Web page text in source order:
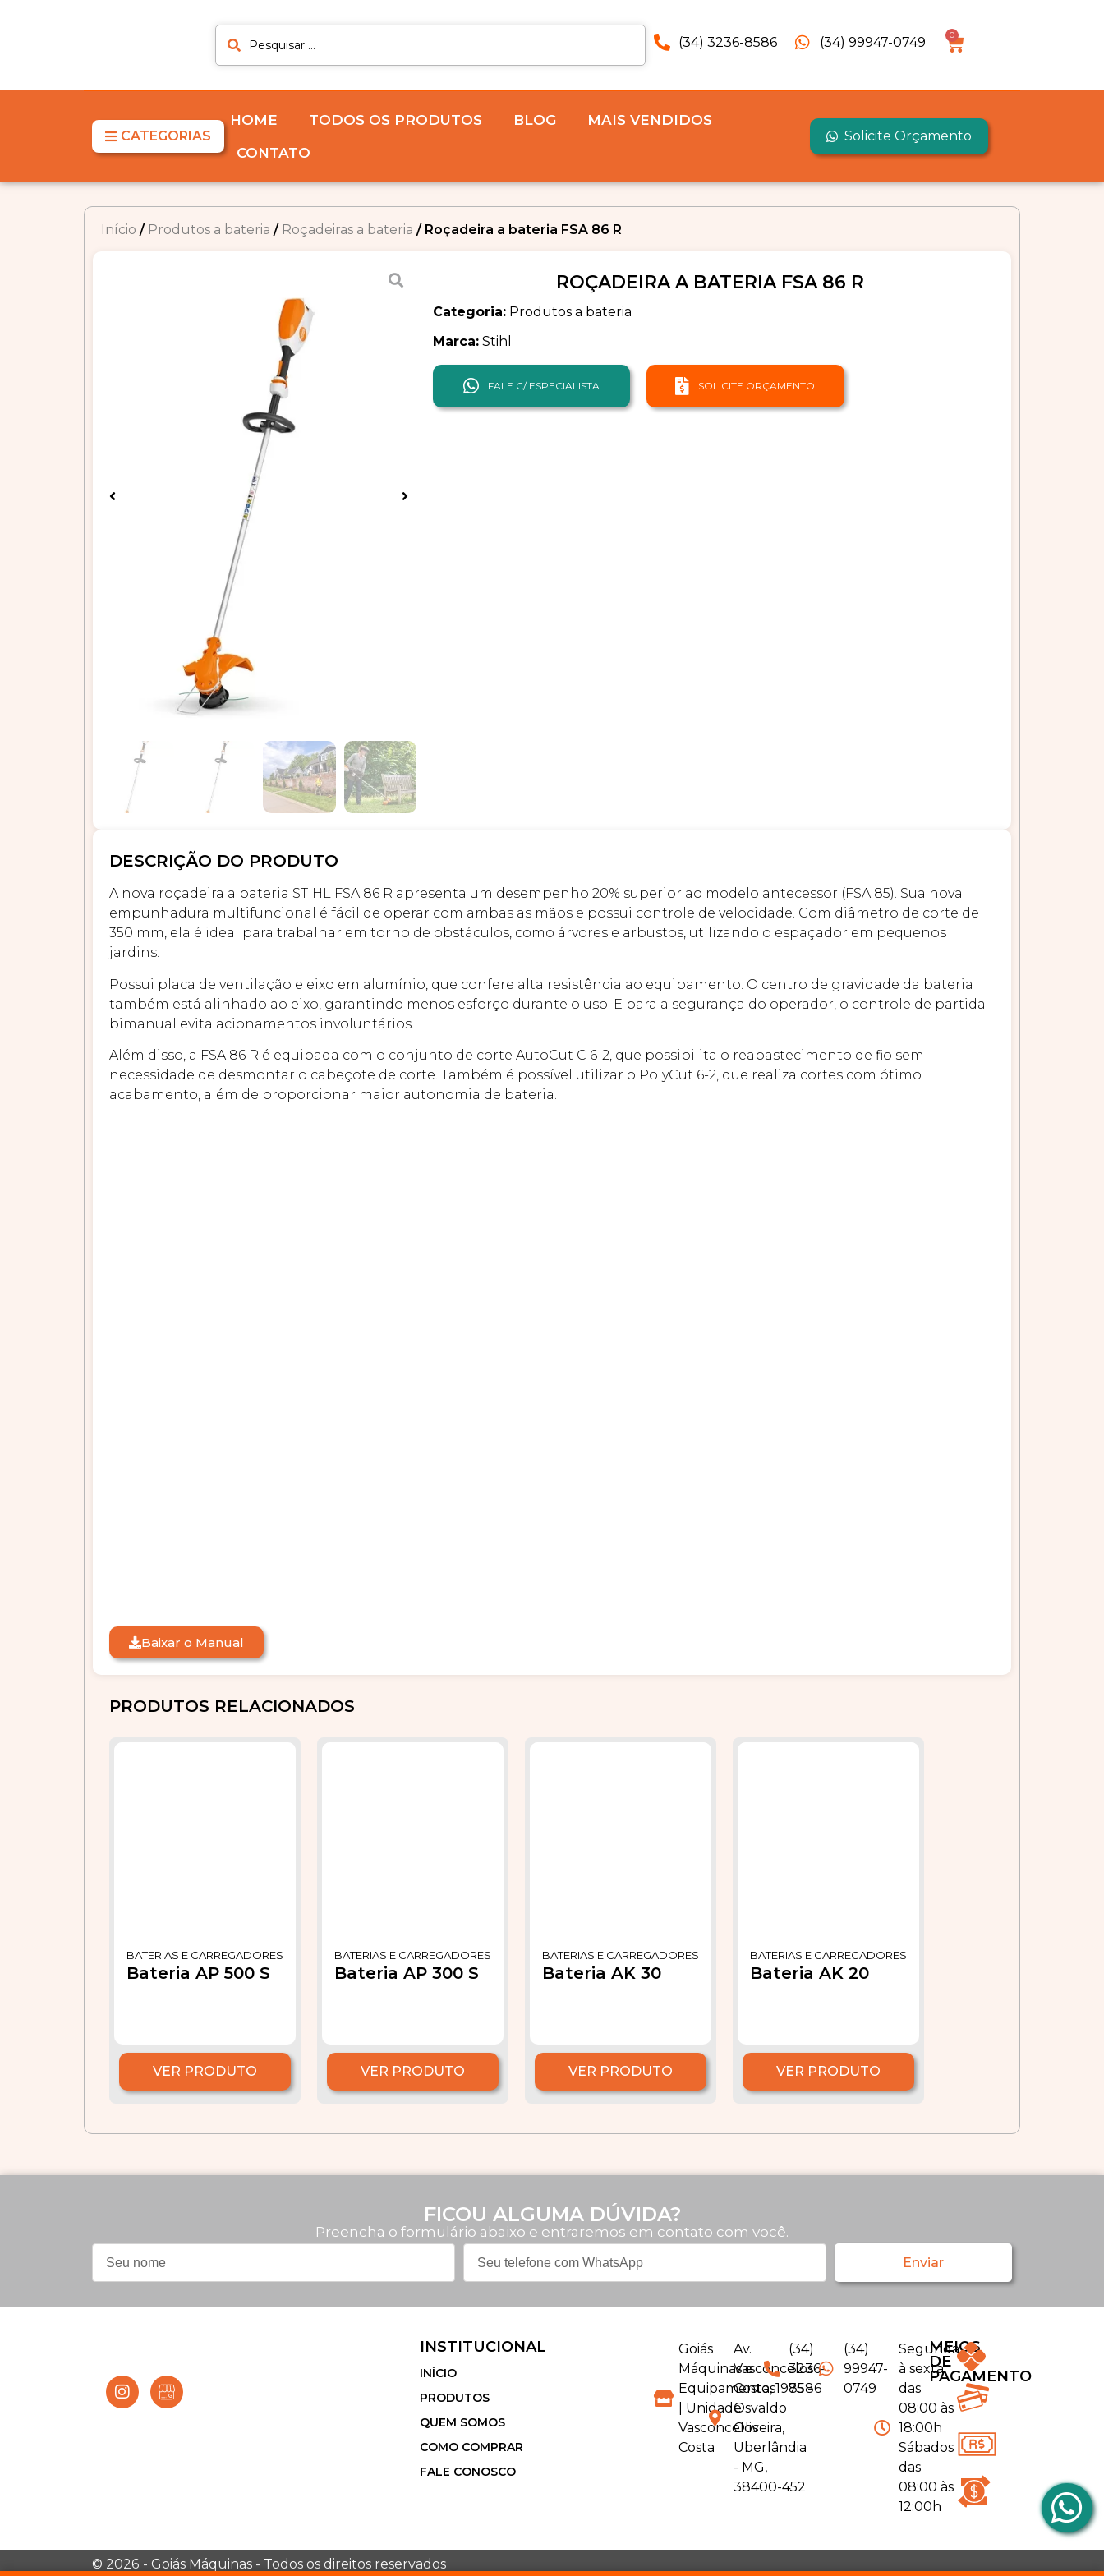
(34) 3236-8586 (34) 99947-0749 0
CATEGORIAS
HOME TODOS OS PRODUTOS BLOG
MAIS VENDIDOS
CONTATO
Solicite Orçamento
Início / Produtos a bateria / Roçadeiras a bateria / Roçadeira a bateria FSA 86 R
ROÇADEIRA A BATERIA FSA 86 R
Categoria: Produtos a bateria
Marca: Stihl
FALE C/ ESPECIALISTA SOLICITE ORÇAMENTO
DESCRIÇÃO DO PRODUTO
A nova roçadeira a bateria STIHL FSA 86 R apresenta um desempenho 20% superior ao modelo antecessor (FSA 85). Sua nova
empunhadura multifuncional é fácil de operar com ambas as mãos e possui controle de velocidade. Com diâmetro de corte de
350 mm, ela é ideal para trabalhar em torno de obstáculos, como árvores e arbustos, utilizando o espaçador em pequenos
jardins.
Possui placa de ventilação e eixo em alumínio, que confere alta resistência ao equipamento. O centro de gravidade da bateria
também está alinhado ao eixo, garantindo menos esforço durante o uso. E para a segurança do operador, o controle de partida
bimanual evita acionamentos involuntários.
Além disso, a FSA 86 R é equipada com o conjunto de corte AutoCut C 6-2, que possibilita o reabastecimento de fio sem
necessidade de desmontar o cabeçote de corte. Também é possível utilizar o PolyCut 6-2, que realiza cortes com ótimo
acabamento, além de proporcionar maior autonomia de bateria.
Baixar o Manual
PRODUTOS RELACIONADOS
BATERIAS E CARREGADORES
Bateria AP 500 S
VER PRODUTO
BATERIAS E CARREGADORES
Bateria AP 300 S
VER PRODUTO
BATERIAS E CARREGADORES
Bateria AK 30
VER PRODUTO
BATERIAS E CARREGADORES
Bateria AK 20
VER PRODUTO
FICOU ALGUMA DÚVIDA?
Preencha o formulário abaixo e entraremos em contato com você.
Enviar
INSTITUCIONAL
INÍCIO
PRODUTOS
QUEM SOMOS
COMO COMPRAR
FALE CONOSCO
Goiás
Máquinas e
Equipamentos
| Unidade
Vasconcelos
Costa
Av.
Vasconcelos
Costa, 1975 -
Osvaldo
Oliveira,
Uberlândia
- MG,
38400-452
(34)
3236-
8586
(34)
99947-
0749
Segunda
à sexta
das
08:00 às
18:00h
Sábados
das
08:00 às
12:00h
MEIOS
DE
PAGAMENTO
© 2026 - Goiás Máquinas - Todos os direitos reservados